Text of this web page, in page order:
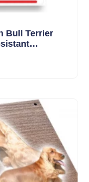
Bull Terrier